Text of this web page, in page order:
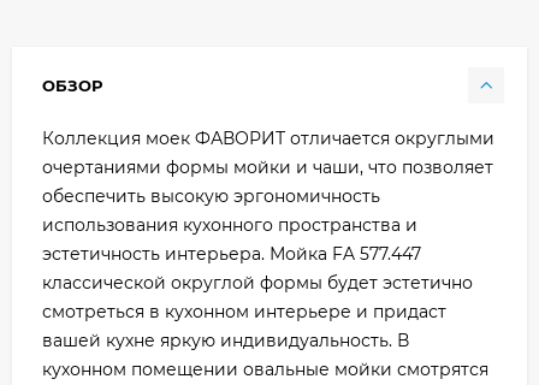
ОБЗОР
Коллекция моек ФАВОРИТ отличается округлыми
очертаниями формы мойки и чаши, что позволяет
обеспечить высокую эргономичность
использования кухонного пространства и
эстетичность интерьера. Мойка FA 577.447
классической округлой формы будет эстетично
смотреться в кухонном интерьере и придаст
вашей кухне яркую индивидуальность. В
кухонном помещении овальные мойки смотрятся